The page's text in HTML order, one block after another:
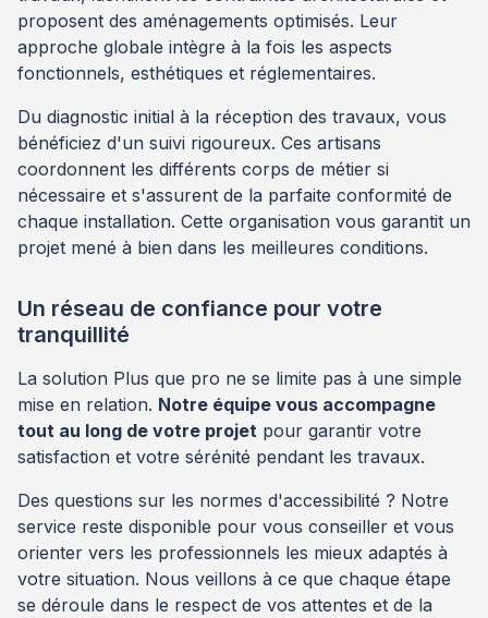
proposent des aménagements optimisés. Leur
approche globale intègre à la fois les aspects
fonctionnels, esthétiques et réglementaires.
Du diagnostic initial à la réception des travaux, vous
bénéficiez d'un suivi rigoureux. Ces artisans
coordonnent les différents corps de métier si
nécessaire et s'assurent de la parfaite conformité de
chaque installation. Cette organisation vous garantit un
projet mené à bien dans les meilleures conditions.
Un réseau de confiance pour votre
tranquillité
La solution Plus que pro ne se limite pas à une simple
mise en relation. Notre équipe vous accompagne
tout au long de votre projet pour garantir votre
satisfaction et votre sérénité pendant les travaux.
Des questions sur les normes d'accessibilité ? Notre
service reste disponible pour vous conseiller et vous
orienter vers les professionnels les mieux adaptés à
votre situation. Nous veillons à ce que chaque étape
se déroule dans le respect de vos attentes et de la